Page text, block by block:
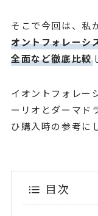
そこで今回は、私
オントフォレーシ
全面など徹底比較
イオントフォレー
ーリオとダーマド
ひ購入時の参考に
目次